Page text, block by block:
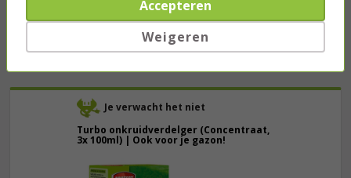
Je verwacht het niet
Turbo onkruidverdelger (Concentraat,
3x 100ml) | Ook voor je gazon!
Accepteren
Weigeren